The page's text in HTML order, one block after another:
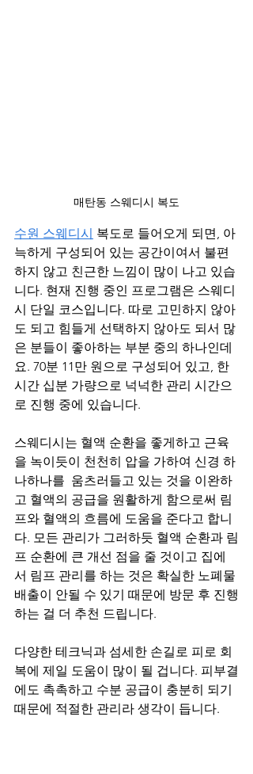
매탄동 스웨디시 복도
수원 스웨디시 복도로 들어오게 되면, 아
늑하게 구성되어 있는 공간이여서 불편
하지 않고 친근한 느낌이 많이 나고 있습
니다. 현재 진행 중인 프로그램은 스웨디
시 단일 코스입니다. 따로 고민하지 않아
도 되고 힘들게 선택하지 않아도 되서 많
은 분들이 좋아하는 부분 중의 하나인데
요. 70분 11만 원으로 구성되어 있고, 한
시간 십분 가량으로 넉넉한 관리 시간으
로 진행 중에 있습니다.
스웨디시는 혈액 순환을 좋게하고 근육
을 녹이듯이 천천히 압을 가하여 신경 하
나하나를  움츠러들고 있는 것을 이완하
고 혈액의 공급을 원활하게 함으로써 림
프와 혈액의 흐름에 도움을 준다고 합니
다. 모든 관리가 그러하듯 혈액 순환과 림
프 순환에 큰 개선 점을 줄 것이고 집에
서 림프 관리를 하는 것은 확실한 노폐물
배출이 안될 수 있기 때문에 방문 후 진행
하는 걸 더 추천 드립니다.
다양한 테크닉과 섬세한 손길로 피로 회
복에 제일 도움이 많이 될 겁니다. 피부결
에도 촉촉하고 수분 공급이 충분히 되기
때문에 적절한 관리라 생각이 듭니다.